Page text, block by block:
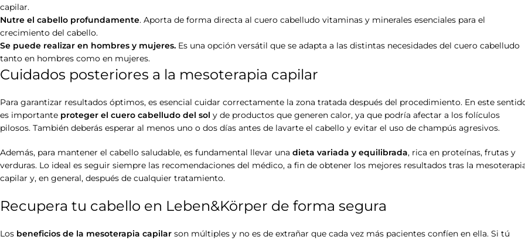
capilar.
Nutre el cabello profundamente. Aporta de forma directa al cuero cabelludo vitaminas y minerales esenciales para el
crecimiento del cabello.
Se puede realizar en hombres y mujeres. Es una opción versátil que se adapta a las distintas necesidades del cuero cabelludo
tanto en hombres como en mujeres.
Cuidados posteriores a la mesoterapia capilar
Para garantizar resultados óptimos, es esencial cuidar correctamente la zona tratada después del procedimiento. En este
es importante proteger el cuero cabelludo del sol y de productos que generen calor, ya que podría afectar a los folículos
pilosos. También deberás esperar al menos uno o dos días antes de lavarte el cabello y evitar el uso de champús agresivos.
Además, para mantener el cabello saludable, es fundamental llevar una dieta variada y equilibrada, rica en proteínas, frutas y
verduras. Lo ideal es seguir siempre las recomendaciones del médico, a fin de obtener los mejores resultados tras la
capilar y, en general, después de cualquier tratamiento.
Recupera tu cabello en Leben&Körper de forma segura
Los beneficios de la mesoterapia capilar son múltiples y no es de extrañar que cada vez más pacientes confíen en ella. Si tú